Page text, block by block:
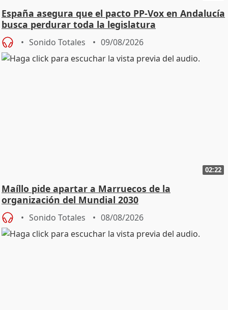
España asegura que el pacto PP-Vox en Andalucía
busca perdurar toda la legislatura
Sonido Totales 09/08/2026
02:22
Maíllo pide apartar a Marruecos de la
organización del Mundial 2030
Sonido Totales 08/08/2026